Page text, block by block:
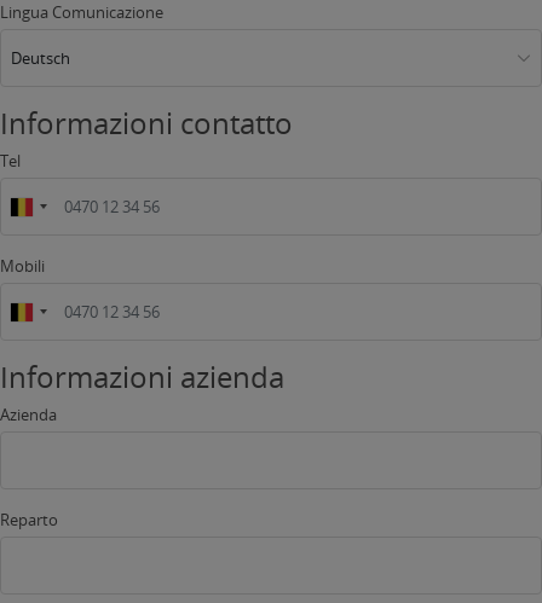
Lingua Comunicazione
Deutsch
Informazioni contatto
Tel
Mobili
Informazioni azienda
Azienda
Reparto